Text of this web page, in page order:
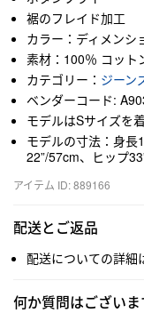
裾のフレイド加工
カラー：ディメンシ
素材：100％ コット
カテゴリー： ジーン
ベンダーコード:
モデルはSサイズを
モデルの寸法：身長
22”/57cm、ヒップ
アイテム ID: 889166
配送とご返品
配送についての詳細
何か質問はございま